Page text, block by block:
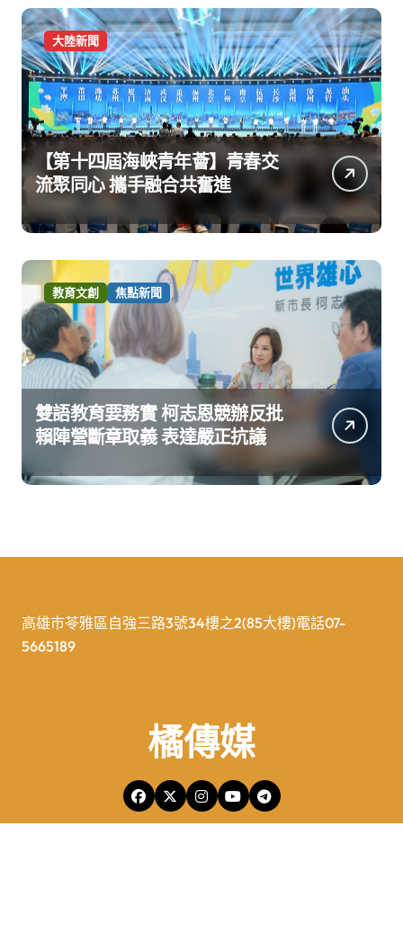
大陸新聞
【第十四屆海峽青年薈】青春交
流聚同心 攜手融合共奮進
教育文創 焦點新聞
雙語教育要務實 柯志恩競辦反批
賴陣營斷章取義 表達嚴正抗議
高雄市苓雅區自強三路3號34樓之2(85大樓)電話07-
5665189
橘傳媒